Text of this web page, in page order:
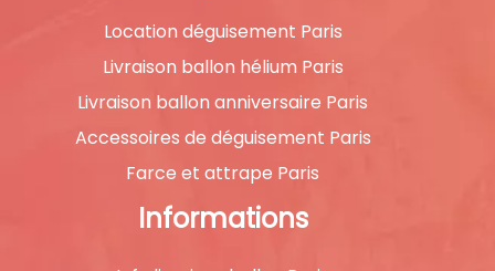
Location déguisement Paris
Livraison ballon hélium Paris
Livraison ballon anniversaire Paris
Accessoires de déguisement Paris
Farce et attrape Paris
Informations